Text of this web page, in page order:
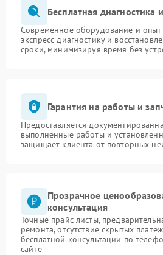
Бесплатная
Современное оборудование и опыт
экспресс-диагностику и
сроки, минимизируя время без
Гарантия на работы и
Предоставляется
выполненные работы и
защищает клиента от повторных
Прозрачное
консультация
Точные прайс-листы,
ремонта, отсутствие скрытых
бесплатной консультации по
сайте